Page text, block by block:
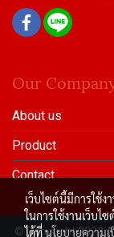
Our
About us
Product
Contact
© Copyright 2022
เว็บไซต์นี้มีการใช้
ในการใช้งานเว็บไ
ได้ที่นโยบายความ